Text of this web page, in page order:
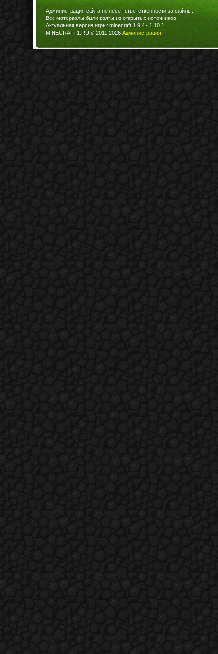
Администрация сайта не несёт ответственности за файлы.
Все материалы были взяты из открытых источников.
Актуальная версия игры: minecraft 1.9.4 - 1.10.2
MINECRAFT1.RU © 2011-2026 Администрация